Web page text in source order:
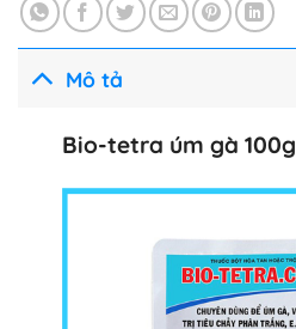
Mô tả
Bio-tetra úm gà 100g